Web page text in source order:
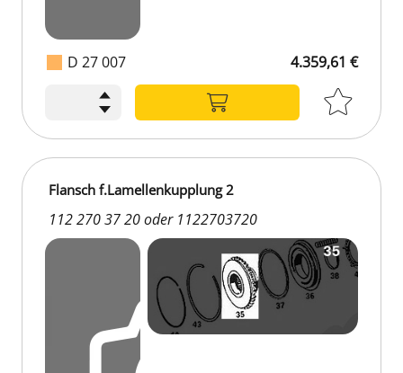
D 27 007 4.359,61 €
Flansch f.Lamellenkupplung 2
112 270 37 20 oder 1122703720